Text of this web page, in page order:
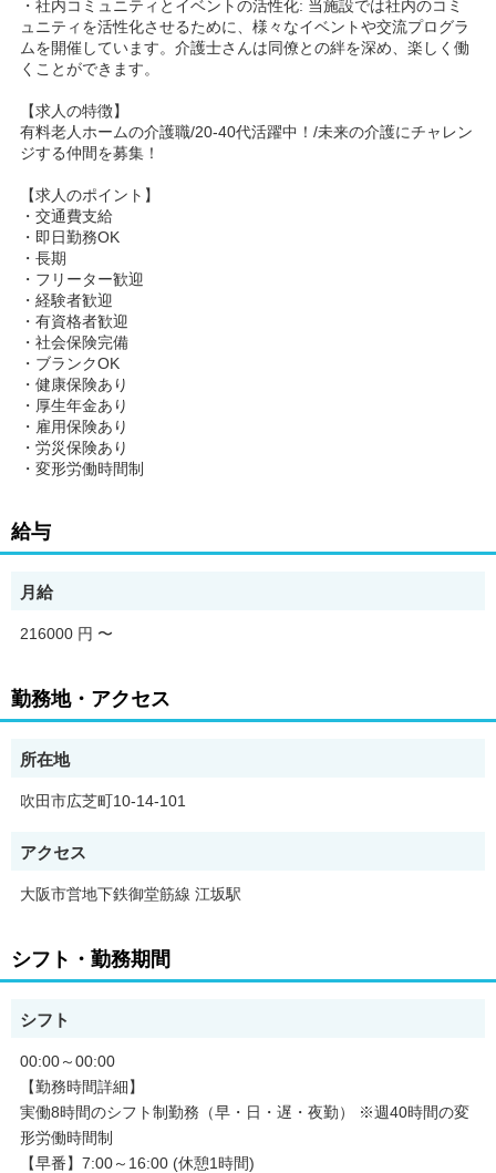
・社内コミュニティとイベントの活性化: 当施設では社内のコミ
ュニティを活性化させるために、様々なイベントや交流プログラ
ムを開催しています。介護士さんは同僚との絆を深め、楽しく働
くことができます。
【求人の特徴】
有料老人ホームの介護職/20-40代活躍中！/未来の介護にチャレン
ジする仲間を募集！
【求人のポイント】
・交通費支給
・即日勤務OK
・長期
・フリーター歓迎
・経験者歓迎
・有資格者歓迎
・社会保険完備
・ブランクOK
・健康保険あり
・厚生年金あり
・雇用保険あり
・労災保険あり
・変形労働時間制
給与
月給
216000 円 〜
勤務地・アクセス
所在地
吹田市広芝町10-14-101
アクセス
大阪市営地下鉄御堂筋線 江坂駅
シフト・勤務期間
シフト
00:00～00:00
【勤務時間詳細】
実働8時間のシフト制勤務（早・日・遅・夜勤） ※週40時間の変
形労働時間制
【早番】7:00～16:00 (休憩1時間)